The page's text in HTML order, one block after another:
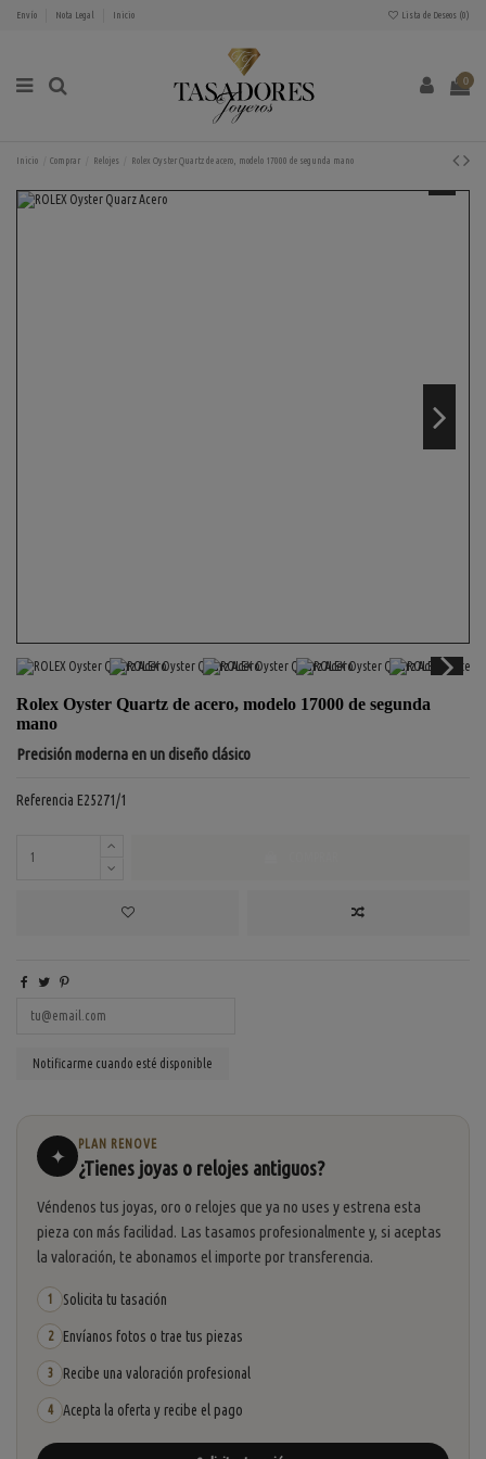
Envío Nota Legal Inicio Lista de Deseos (0)
0
Inicio Comprar Relojes Rolex Oyster Quartz de acero, modelo 17000 de segunda mano
Rolex Oyster Quartz de acero, modelo 17000 de segunda
mano
Precisión moderna en un diseño clásico
Referencia E25271/1
✦
PLAN RENOVE
¿Tienes joyas o relojes antiguos?
Véndenos tus joyas, oro o relojes que ya no uses y estrena esta
pieza con más facilidad. Las tasamos profesionalmente y, si aceptas
la valoración, te abonamos el importe por transferencia.
1 Solicita tu tasación
2 Envíanos fotos o trae tus piezas
3 Recibe una valoración profesional
4 Acepta la oferta y recibe el pago